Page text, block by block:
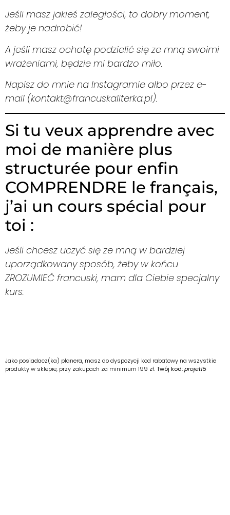
Jeśli masz jakieś zaległości, to dobry moment,
żeby je nadrobić!
A jeśli masz ochotę podzielić się ze mną swoimi
wrażeniami, będzie mi bardzo miło.
Napisz do mnie na Instagramie albo przez e-
mail (kontakt@francuskaliterka.pl).
Si tu veux apprendre avec
moi de manière plus
structurée pour enfin
COMPRENDRE le français,
j’ai un cours spécial pour
toi :
Jeśli chcesz uczyć się ze mną w bardziej
uporządkowany sposób, żeby w końcu
ZROZUMIEĆ francuski, mam dla Ciebie specjalny
kurs:
Jako posiadacz(ka) planera, masz do dyspozycji kod rabatowy na wszystkie
produkty w sklepie, przy zakupach za minimum 199 zł.Twój kod:projet15